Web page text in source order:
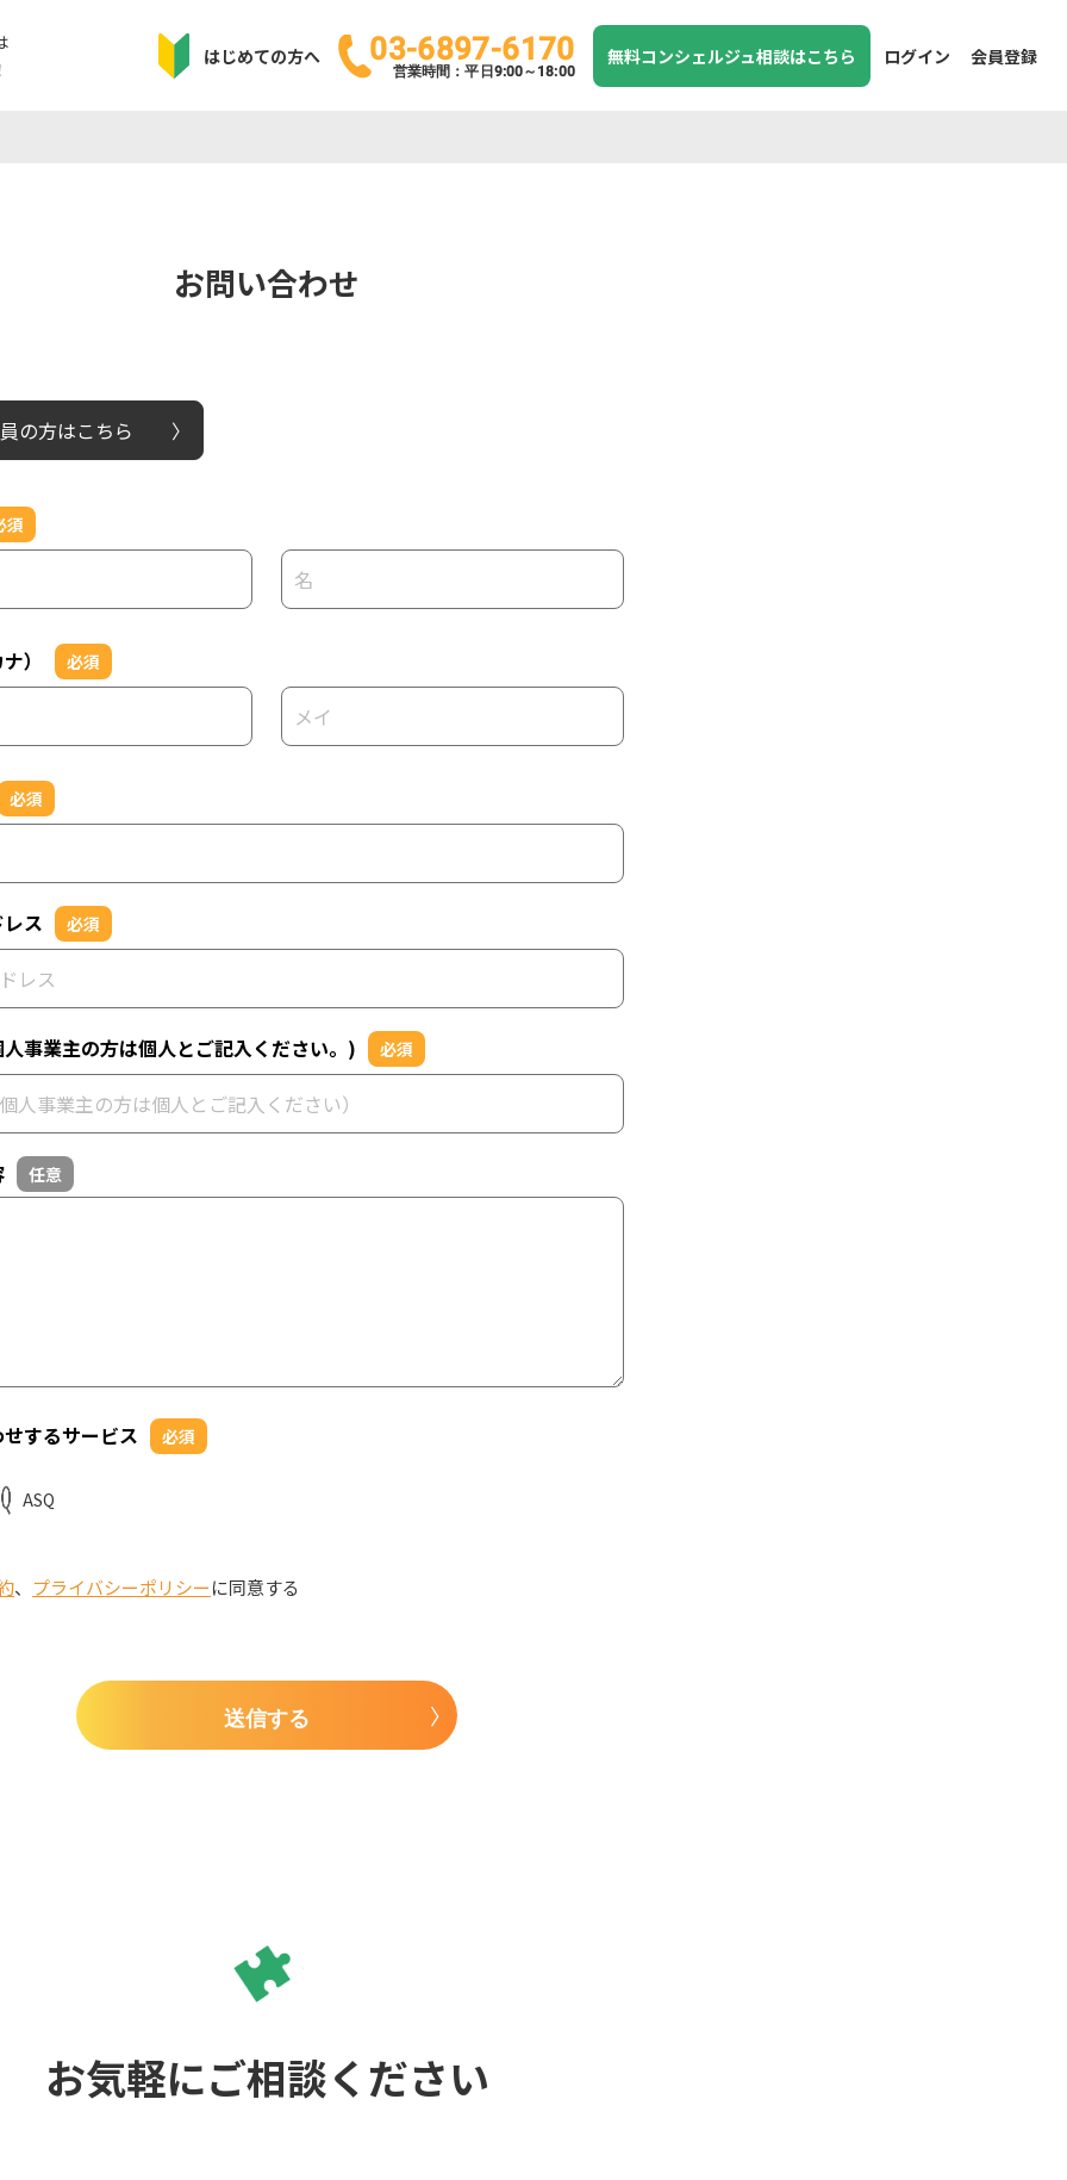
はじめての方へ 03-6897-6170
営業時間：平日9:00～18:00
無料コンシェルジュ相談はこちら ログイン 会員登録
お問い合わせ
の方はこちら
須
） 必須
必須
ス 必須
事業主の方は個人とご記入ください。) 必須
任意
するサービス 必須
ASQ
、 プライバシーポリシーに同意する
送信する
お気軽にご相談ください